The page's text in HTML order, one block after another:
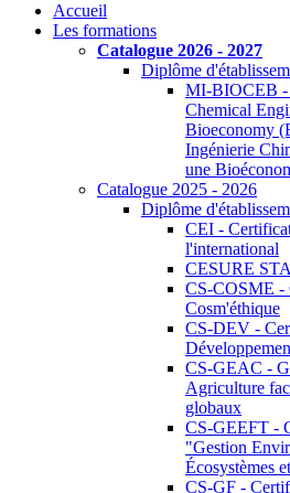
Accueil
Les formations
Catalogue 2026 - 2027
Diplôme
MI-BIOCEB -
Chemical
Bioeconomy
Ingénierie
une
Catalogue 2025 - 2026
Diplôme
CEI -
l'international
CESURE
CS-COSME -
Cosm'éthique
CS-DEV -
CS-GEAC -
Agriculture
globaux
CS-GEEFT -
"Gestion
Écosystèmes
CS-GF -